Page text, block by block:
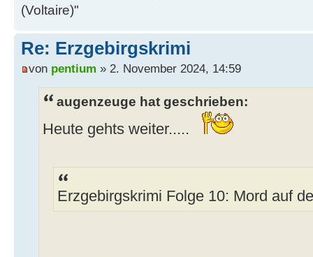
(Voltaire)"
Re: Erzgebirgskrimi
von pentium » 2. November 2024, 14:59
augenzeuge hat geschrieben:
Heute gehts weiter.....
Erzgebirgskrimi Folge 10: Mord auf